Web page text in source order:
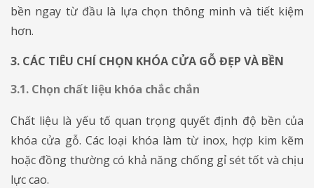
bền ngay từ đầu là lựa chọn thông minh và tiết kiệm
hơn.
3. CÁC TIÊU CHÍ CHỌN KHÓA CỬA GỖ ĐẸP VÀ BỀN
3.1. Chọn chất liệu khóa chắc chắn
Chất liệu là yếu tố quan trọng quyết định độ bền của
khóa cửa gỗ. Các loại khóa làm từ inox, hợp kim kẽm
hoặc đồng thường có khả năng chống gỉ sét tốt và chịu
lực cao.